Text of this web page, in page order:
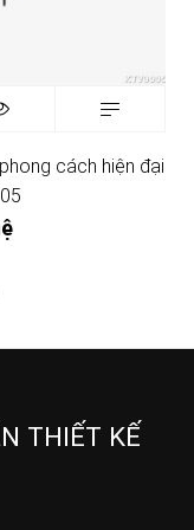
cách hiện đại
THIẾT KẾ